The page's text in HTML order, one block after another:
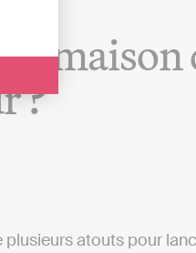
maison
?
atouts pour